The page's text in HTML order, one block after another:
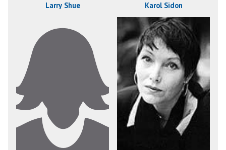
Larry Shue Karol Sidon